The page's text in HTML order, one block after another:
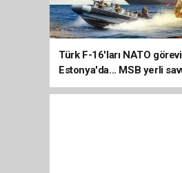
Türk F-16'ları NATO
Estonya'da... MSB yerli
sistemleriyle güçleniyor